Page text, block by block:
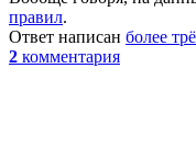
правил.
Ответ написан более
2 комментария